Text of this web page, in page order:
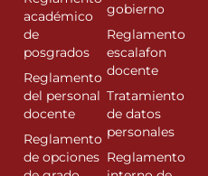
académico
de
posgrados
Reglamento
del personal
docente
Reglamento
de opciones
gobierno
Reglamento
escalafon
docente
Tratamiento
de datos
personales
Reglamento